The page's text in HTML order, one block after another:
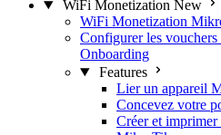
WiFi Monetization New
WiFi Monetization
Configurer les
Onboarding
Features
Lier un appareil
Concevez votre
Créer et imprimer